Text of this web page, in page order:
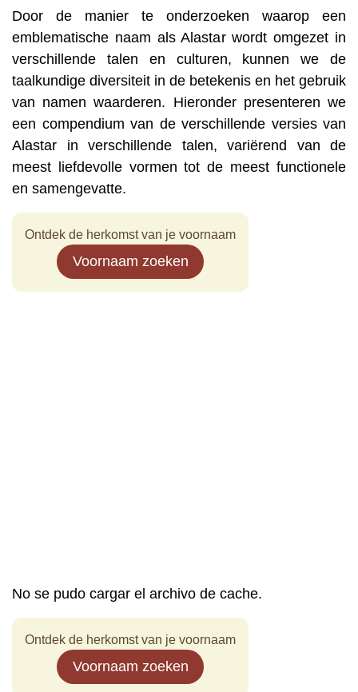
Door de manier te onderzoeken waarop een
emblematische naam als Alastar wordt omgezet in
verschillende talen en culturen, kunnen we de
taalkundige diversiteit in de betekenis en het gebruik
van namen waarderen. Hieronder presenteren we
een compendium van de verschillende versies van
Alastar in verschillende talen, variërend van de
meest liefdevolle vormen tot de meest functionele
en samengevatte.
Ontdek de herkomst van je voornaam
Voornaam zoeken
No se pudo cargar el archivo de cache.
Ontdek de herkomst van je voornaam
Voornaam zoeken